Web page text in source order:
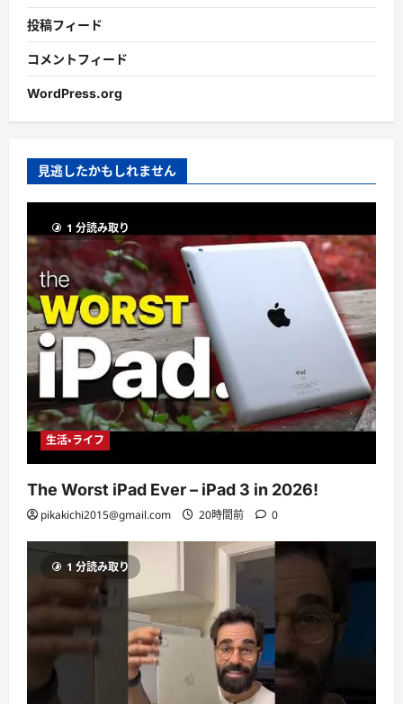
投稿フィード
コメントフィード
WordPress.org
見逃したかもしれません
1 分読み取り
生活・ライフ
The Worst iPad Ever – iPad 3 in 2026!
pikakichi2015@gmail.com 20時間前 0
1 分読み取り